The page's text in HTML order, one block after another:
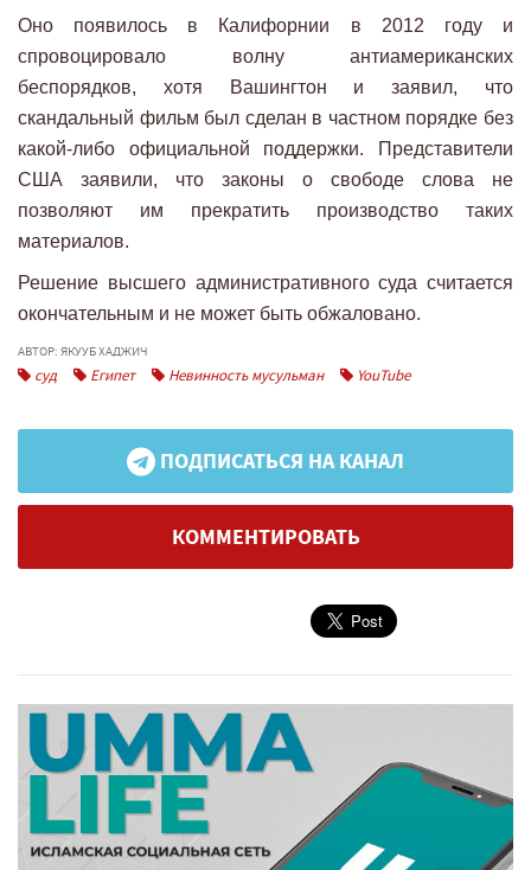
Оно появилось в Калифорнии в 2012 году и
спровоцировало волну антиамериканских
беспорядков, хотя Вашингтон и заявил, что
скандальный фильм был сделан в частном порядке без
какой-либо официальной поддержки. Представители
США заявили, что законы о свободе слова не
позволяют им прекратить производство таких
материалов.
Решение высшего административного суда считается
окончательным и не может быть обжаловано.
АВТОР: ЯКУУБ ХАДЖИЧ
суд Египет Невинность мусульман YouTube
ПОДПИСАТЬСЯ НА КАНАЛ
КОММЕНТИРОВАТЬ